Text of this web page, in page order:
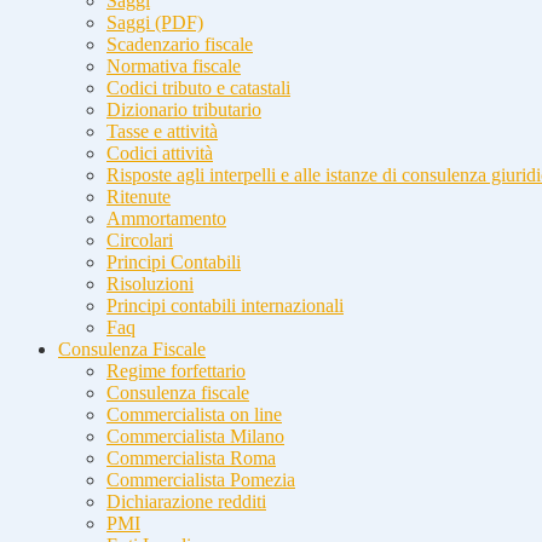
Saggi (PDF)
Scadenzario fiscale
Normativa fiscale
Codici tributo e catastali
Dizionario tributario
Tasse e attività
Codici attività
Risposte agli interpelli e alle istanze di consulenza
Ritenute
Ammortamento
Circolari
Principi Contabili
Risoluzioni
Principi contabili internazionali
Faq
Consulenza Fiscale
Regime forfettario
Consulenza fiscale
Commercialista on line
Commercialista Milano
Commercialista Roma
Commercialista Pomezia
Dichiarazione redditi
PMI